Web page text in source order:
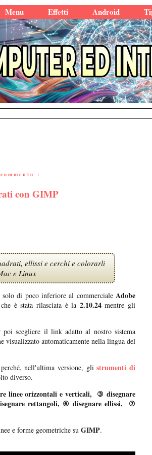
Menu Effetti Android
:
con GIMP
ellissi e cerchi e colorarli
e Linux
di poco inferiore al commerciale Adobe
è stata rilasciata è la 2.10.24mentre gli
poi scegliere il link adatto al nostro sistema
visualizzato automaticamente nella lingua del
nell'ultima versione, glistrumenti di
diverso.
linee orizzontali e verticali, ③ disegnare
rettangoli, ⑥ disegnare ellissi, ⑦
e forme geometriche su GIMP.